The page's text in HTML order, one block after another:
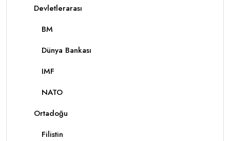
Devletlerarası
BM
Dünya Bankası
IMF
NATO
Ortadoğu
Filistin